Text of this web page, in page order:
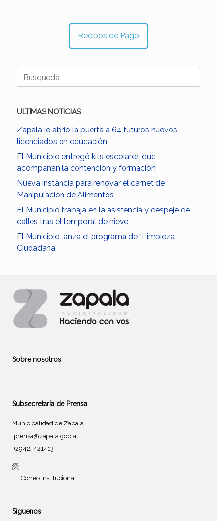
Recibos de Pago
Buscar:
ULTIMAS NOTICIAS
Zapala le abrió la puerta a 64 futuros nuevos
licenciados en educación
El Municipio entregó kits escolares que
acompañan la contención y formación
Nueva instancia para renovar el carnet de
Manipulación de Alimentos
El Municipio trabaja en la asistencia y despeje de
calles tras el temporal de nieve
El Municipio lanza el programa de “Limpieza
Ciudadana”
Sobre nosotros
Subsecretaría de Prensa
Municipalidad de Zapala
prensa@zapala.gob.ar
(2942) 421413
Correo institucional
Síguenos